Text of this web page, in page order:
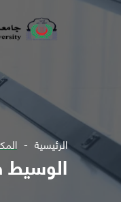
الرئيسية
الوسيط